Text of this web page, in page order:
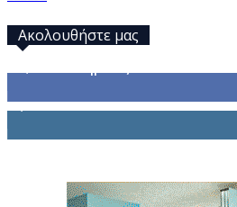
Ακολουθήστε μας
1,914 Ακόλουθοι